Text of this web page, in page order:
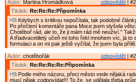
odpovědět |
Autor: Martina Hromádková
Titulek: Re:Re:Re:Připomínka
Kdybych s kritikou nepočítala, tak podobné
Po přečtení komentáře pana Moce jsem slyšela
Chotěboř rád, ale to, že ji mám rád mě neuživí."
A třiadvacetiletý učeň mi toho řekl mnohem víc, já to
formulaci a on mi pak ještě vyčítal, že jsem byla
odpovědět |
Autor: chotěbořák
Titulek: Re:Re:Re:Re:Připomínka
Podle mého názoru, přeci město vede nějaká
musí nějak zodpovídat!!! To že, se udělala třeba